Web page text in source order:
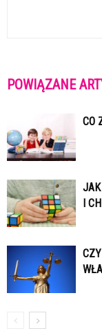
POWIĄZANE
CO
JAK
I